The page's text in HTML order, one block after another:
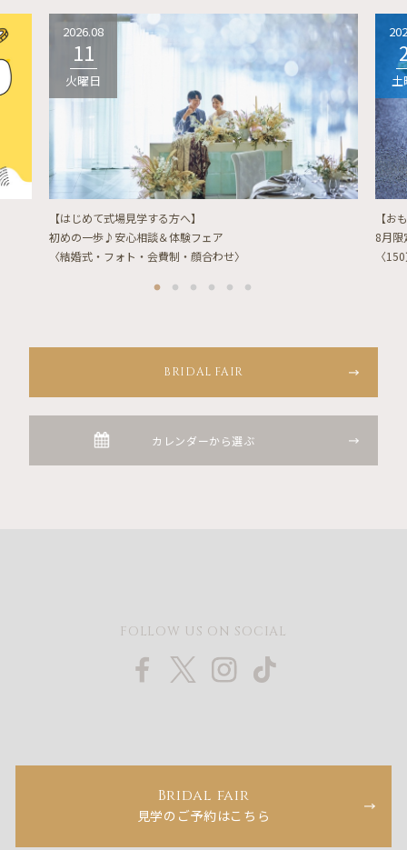
2026.08
11
火曜日
【はじめて式場見学する方へ】
初めの一歩♪安心相談＆体験フェア
〈結婚式・フォト・会費制・顔合わせ〉
土
【お
8月限
〈
BRIDAL FAIR
カレンダーから選ぶ
FOLLOW US ON SOCIAL
Bridal fair
見学のご予約はこちら